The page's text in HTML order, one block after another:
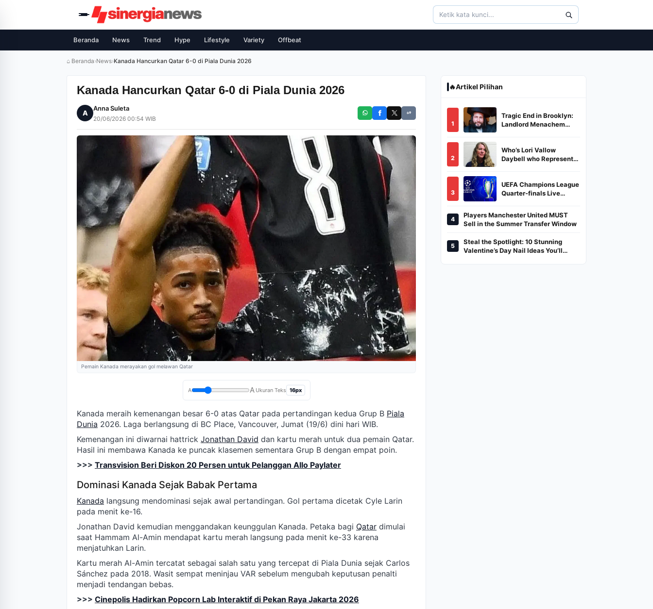
Beranda News Trend Hype Lifestyle Variety Offbeat
⌂ Beranda›News›Kanada Hancurkan Qatar 6-0 di Piala Dunia 2026
Kanada Hancurkan Qatar 6-0 di Piala Dunia 2026
A
Anna Suleta
20/06/2026 00:54 WIB
Pemain Kanada merayakan gol melawan Qatar
A A Ukuran Teks 16px
Kanada meraih kemenangan besar 6-0 atas Qatar pada pertandingan kedua Grup B Piala
Dunia 2026. Laga berlangsung di BC Place, Vancouver, Jumat (19/6) dini hari WIB.
Kemenangan ini diwarnai hattrick Jonathan David dan kartu merah untuk dua pemain Qatar.
Hasil ini membawa Kanada ke puncak klasemen sementara Grup B dengan empat poin.
>>> Transvision Beri Diskon 20 Persen untuk Pelanggan Allo Paylater
Dominasi Kanada Sejak Babak Pertama
Kanada langsung mendominasi sejak awal pertandingan. Gol pertama dicetak Cyle Larin
pada menit ke-16.
Jonathan David kemudian menggandakan keunggulan Kanada. Petaka bagi Qatar dimulai
saat Hammam Al-Amin mendapat kartu merah langsung pada menit ke-33 karena
menjatuhkan Larin.
Kartu merah Al-Amin tercatat sebagai salah satu yang tercepat di Piala Dunia sejak Carlos
Sánchez pada 2018. Wasit sempat meninjau VAR sebelum mengubah keputusan penalti
menjadi tendangan bebas.
>>> Cinepolis Hadirkan Popcorn Lab Interaktif di Pekan Raya Jakarta 2026
🔥Artikel Pilihan
1
Tragic End in Brooklyn:
Landlord Menachem
Burned in a Dumpster
2
Who’s Lori Vallow
Daybell who Represents
3
UEFA Champions League
Quarter-finals Live
And Where To Watch
4
Players Manchester United MUST
Sell in the Summer Transfer Window
5
Steal the Spotlight: 10 Stunning
Valentine’s Day Nail Ideas You’ll